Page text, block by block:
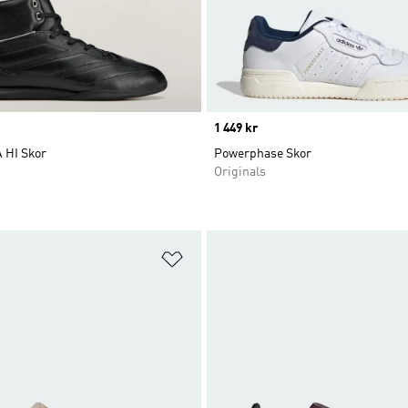
HI Skor
Price
1 449 kr
Powerphase Skor
Originals